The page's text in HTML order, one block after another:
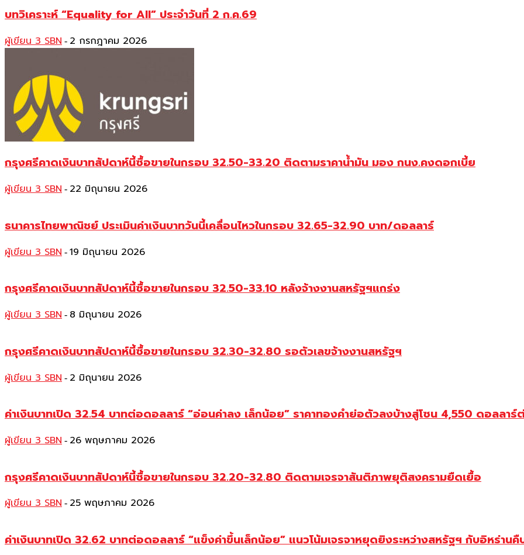
บทวิเคราะห์ “Equality for All” ประจำวันที่ 2 ก.ค.69
ผู้เขียน 3 SBN - 2 กรกฎาคม 2026
กรุงศรีคาดเงินบาทสัปดาห์นี้ซื้อขายในกรอบ 32.50-33.20 ติดตามราคาน้ำมัน มอง กนง.คงดอกเบี้ย
ผู้เขียน 3 SBN - 22 มิถุนายน 2026
ธนาคารไทยพาณิชย์ ประเมินค่าเงินบาทวันนี้เคลื่อนไหวในกรอบ 32.65-32.90 บาท/ดอลลาร์
ผู้เขียน 3 SBN - 19 มิถุนายน 2026
กรุงศรีคาดเงินบาทสัปดาห์นี้ซื้อขายในกรอบ 32.50-33.10 หลังจ้างงานสหรัฐฯแกร่ง
ผู้เขียน 3 SBN - 8 มิถุนายน 2026
กรุงศรีคาดเงินบาทสัปดาห์นี้ซื้อขายในกรอบ 32.30-32.80 รอตัวเลขจ้างงานสหรัฐฯ
ผู้เขียน 3 SBN - 2 มิถุนายน 2026
ค่าเงินบาทเปิด 32.54 บาทต่อดอลลาร์ “อ่อนค่าลง เล็กน้อย” ราคาทองคำย่อตัวลงบ้างสู่โซน 4,550 ดอลลา
ผู้เขียน 3 SBN - 26 พฤษภาคม 2026
กรุงศรีคาดเงินบาทสัปดาห์นี้ซื้อขายในกรอบ 32.20-32.80 ติดตามเจรจาสันติภาพยุติสงครามยืดเยื้อ
ผู้เขียน 3 SBN - 25 พฤษภาคม 2026
ค่าเงินบาทเปิด 32.62 บาทต่อดอลลาร์ “แข็งค่าขึ้นเล็กน้อย” แนวโน้มเจรจาหยุดยิงระหว่างสหรัฐฯ กับอิหร่านคื